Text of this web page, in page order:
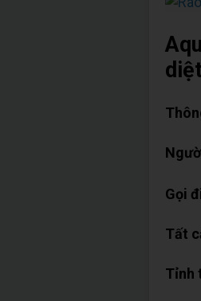
Gọi
Tất
Tỉnh